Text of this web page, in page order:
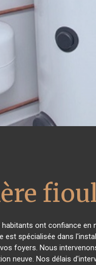
habitants ont confiance en
est spécialisée dans
foyers. Nous
neuve. Nos délais